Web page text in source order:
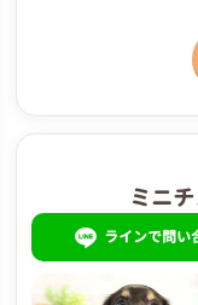
ミニ
ラインで問い